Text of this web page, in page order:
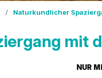
/ Naturkundlicher
mit
NUR